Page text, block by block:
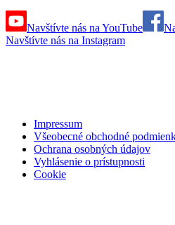
Navštívte nás na YouTube
Navštívte nás na Instagram
Impressum
Všeobecné obchodné
Ochrana osobných údajov
Vyhlásenie o prístupnosti
Cookie